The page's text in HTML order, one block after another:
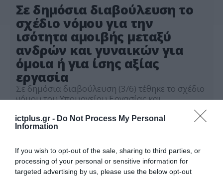
ictplus.gr - Do Not Process My Personal
Information
If you wish to opt-out of the sale, sharing to third parties, or
processing of your personal or sensitive information for
targeted advertising by us, please use the below opt-out
Σε δημόσια διαβούλευση το
σχέδιο νόμου για την
ισότητα αμοιβής μεταξύ
ανδρών και γυναικών για
όμοια ή για ίσης αξίας
εργασία
Σε δημόσια διαβούλευση (3/6) τέθηκε το σχέδιο
νόμου του Υπουργείου Εργασίας και
Κοινωνικής Ασφάλισης με τίτλο «Ενίσχυση της
εφαρμογής της ισότητας της αμοιβής μεταξύ
ανδρών και γυναικών για όμοια εργασία ή για
(Ε.Ε.) 2023/970». Στόχος του νομοσχεδίου είναι
η εξάλειψη φαινομένων όπου το φύλο
επηρεάζει τον καθορισμό της αμοιβής […]
05.06.2026